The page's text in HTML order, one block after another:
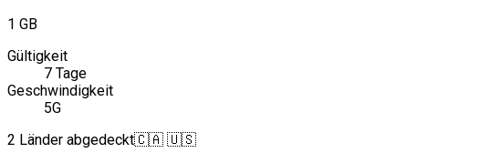
1 GB
Gültigkeit
7 Tage
Geschwindigkeit
5G
2 Länder abgedeckt🇨🇦 🇺🇸